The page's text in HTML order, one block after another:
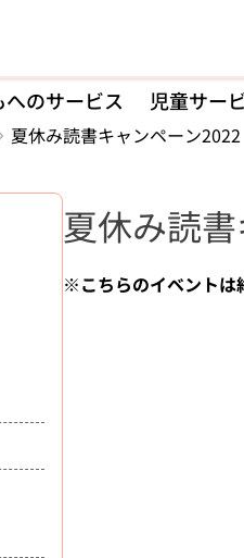
のサービス 児童サー
夏休み読書キャンペーン2022
夏休み読
※こちらのイベントは